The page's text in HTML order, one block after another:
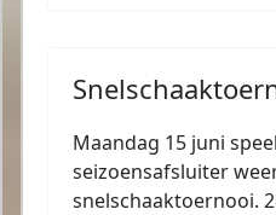
Maandag 15 juni
seizoensafsluiter
snelschaaktoernooi.